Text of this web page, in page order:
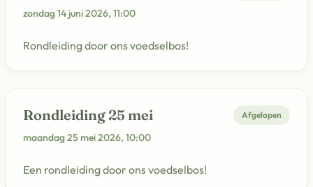
zondag 14 juni 2026, 11:00
Rondleiding door ons voedselbos!
Rondleiding 25 mei
maandag 25 mei 2026, 10:00
Afgelopen
Een rondleiding door ons voedselbos!